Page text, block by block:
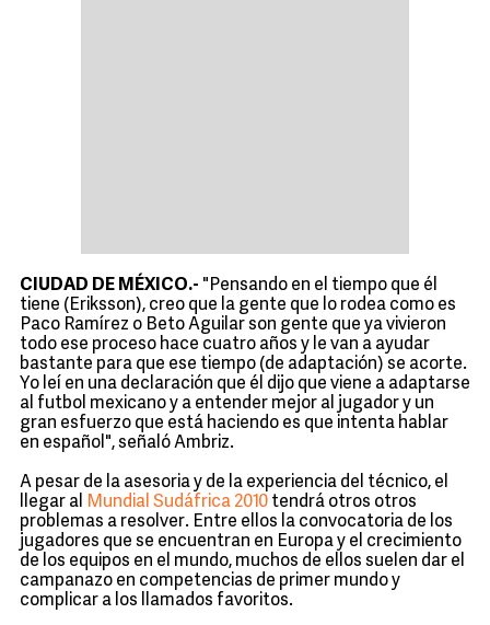
CIUDAD DE MÉXICO.- "Pensando en el tiempo que él
tiene (Eriksson), creo que la gente que lo rodea como es
Paco Ramírez o Beto Aguilar son gente que ya vivieron
todo ese proceso hace cuatro años y le van a ayudar
bastante para que ese tiempo (de adaptación) se acorte.
Yo leí en una declaración que él dijo que viene a adaptarse
al futbol mexicano y a entender mejor al jugador y un
gran esfuerzo que está haciendo es que intenta hablar
en español", señaló Ambriz.
A pesar de la asesoria y de la experiencia del técnico, el
llegar al
Mundial Sudáfrica 2010 tendrá otros otros
problemas a resolver. Entre ellos la convocatoria de los
jugadores que se encuentran en Europa y el crecimiento
de los equipos en el mundo, muchos de ellos suelen dar el
campanazo en competencias de primer mundo y
complicar a los llamados favoritos.